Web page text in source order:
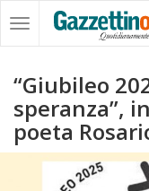
“Giubileo
speranza”,
poeta